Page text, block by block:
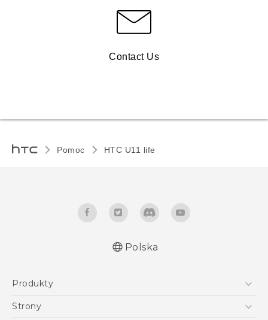
Contact Us
Pomoc HTC U11 life‎
Polska
Produkty
Smartfony
Strony